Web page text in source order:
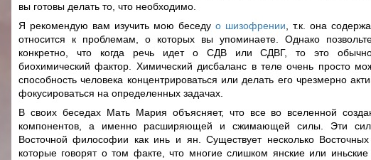
вы готовы делать то, что необходимо.
Я рекомендую вам изучить мою беседу о шизофрении, т.к. она
относится к проблемам, о которых вы упоминаете. Однако
конкретно, что когда речь идет о СДВ или СДВГ, то это
биохимический фактор. Химический дисбаланс в теле очень просто
способность человека концентрироваться или делать его чрезмерно
фокусироваться на определенных задачах.
В своих беседах Мать Мария объясняет, что все во вселенной
компонентов, а именно расширяющей и сжимающей силы. Эти
Восточной философии как инь и ян. Существует несколько Восточных
которые говорят о том факте, что многие слишком янские или иньские